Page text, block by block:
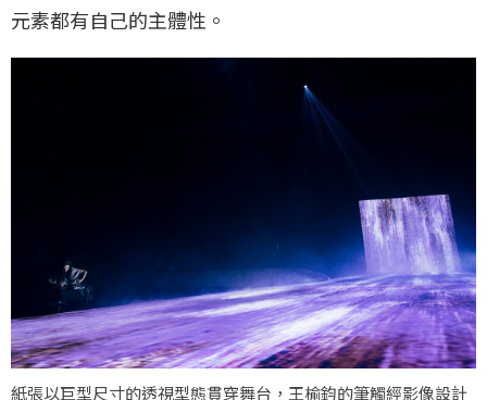
元素都有自己的主體性。
紙張以巨型尺寸的透視型態貫穿舞台，王榆鈞的筆觸經影像設計